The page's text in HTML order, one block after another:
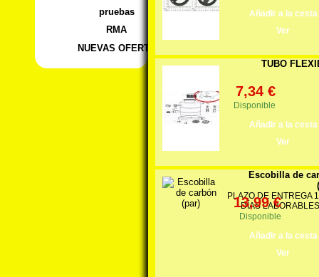
pruebas
RMA
NUEVAS OFERTA
Añadir a la cesta
Ver
TUBO
7,34 €
Disponible
Añadir a la cesta
Ver
Escobilla de
PLAZO DE ENTREGA
DÍAS
13,99 €
Disponible
Añadir a la cesta
Ver